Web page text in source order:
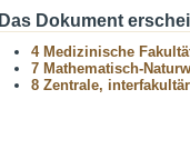
Das Dokument
4 Medizinische
7 Mathematisch-
8 Zentrale,